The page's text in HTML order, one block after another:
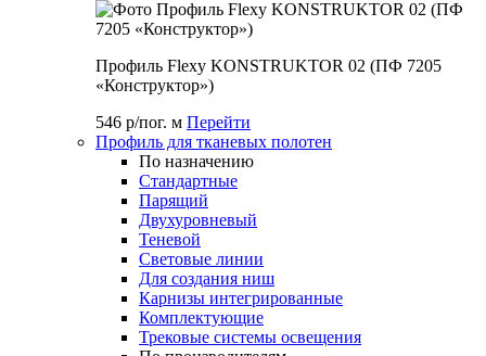
Профиль Flexy KONSTRUKTOR 02 (ПФ 7205
«Конструктор»)
546 р/пог. м Перейти
Профиль для тканевых полотен
По назначению
Стандартные
Парящий
Двухуровневый
Теневой
Световые линии
Для создания ниш
Карнизы интегрированные
Комплектующие
Трековые системы освещения